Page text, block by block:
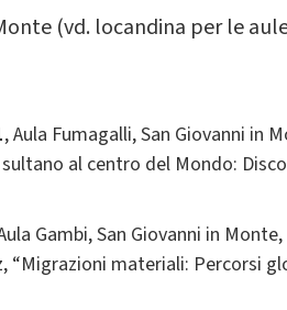
(vd. locandina per le
, Aula Fumagalli, San Giovanni in
al centro del Mondo:
Gambi, San Giovanni in
“Migrazioni materiali: Percorsi